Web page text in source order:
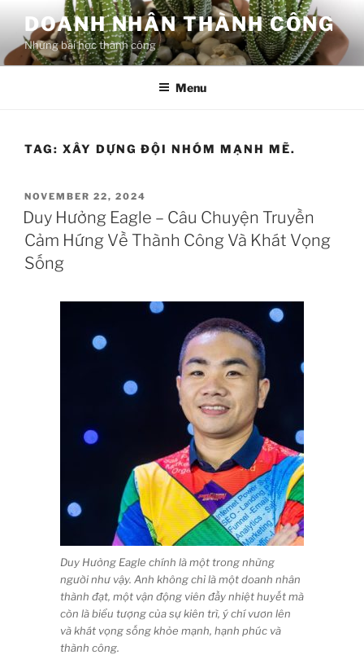
content
DOANH NHÂN THÀNH CÔNG
Những bài học thành công
Menu
TAG: XÂY DỰNG ĐỘI NHÓM MẠNH MẼ.
POSTED
ON
NOVEMBER 22, 2024
Duy Hưởng Eagle – Câu Chuyện Truyền
Cảm Hứng Về Thành Công Và Khát Vọng
Sống
Duy Hưởng Eagle chính là một trong những
người như vậy. Anh không chỉ là một doanh nhân
thành đạt, một vận động viên đầy nhiệt huyết mà
còn là biểu tượng của sự kiên trì, ý chí vươn lên
và khát vọng sống khỏe mạnh, hạnh phúc và
thành công.